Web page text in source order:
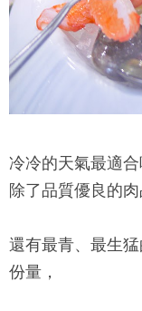
冷冷的天氣最適
除了品質優良的肉
還有最青、最生
份量，